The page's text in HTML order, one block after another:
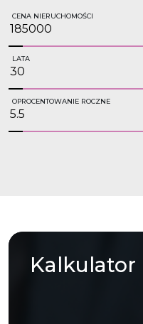
CENA NIERUCHOMOŚCI
LATA
OPROCENTOWANIE ROCZNE
Kalkulator